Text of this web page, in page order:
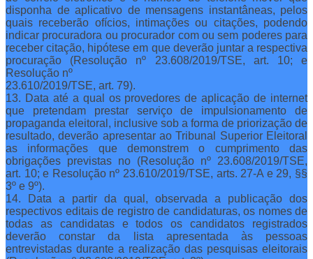
disponha de aplicativo de mensagens instantâneas, pelos
quais receberão ofícios, intimações ou citações, podendo
indicar procuradora ou procurador com ou sem poderes para
receber citação, hipótese em que deverão juntar a respectiva
procuração (Resolução nº 23.608/2019/TSE, art. 10; e
Resolução nº
23.610/2019/TSE, art. 79).
13. Data até a qual os provedores de aplicação de internet
que pretendam prestar serviço de impulsionamento de
propaganda eleitoral, inclusive sob a forma de priorização de
resultado, deverão apresentar ao Tribunal Superior Eleitoral
as informações que demonstrem o cumprimento das
obrigações previstas no (Resolução nº 23.608/2019/TSE,
art. 10; e Resolução nº 23.610/2019/TSE, arts. 27-A e 29, §§
3º e 9º).
14. Data a partir da qual, observada a publicação dos
respectivos editais de registro de candidaturas, os nomes de
todas as candidatas e todos os candidatos registrados
deverão constar da lista apresentada às pessoas
entrevistadas durante a realização das pesquisas eleitorais